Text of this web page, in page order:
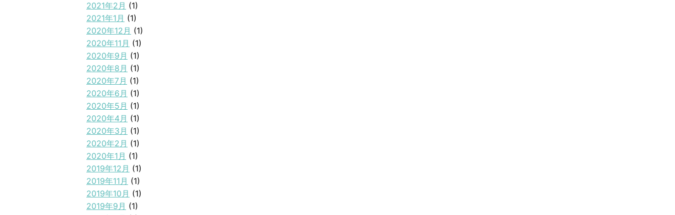
2021年2月 (1)
2021年1月 (1)
2020年12月 (1)
2020年11月 (1)
2020年9月 (1)
2020年8月 (1)
2020年7月 (1)
2020年6月 (1)
2020年5月 (1)
2020年4月 (1)
2020年3月 (1)
2020年2月 (1)
2020年1月 (1)
2019年12月 (1)
2019年11月 (1)
2019年10月 (1)
2019年9月 (1)